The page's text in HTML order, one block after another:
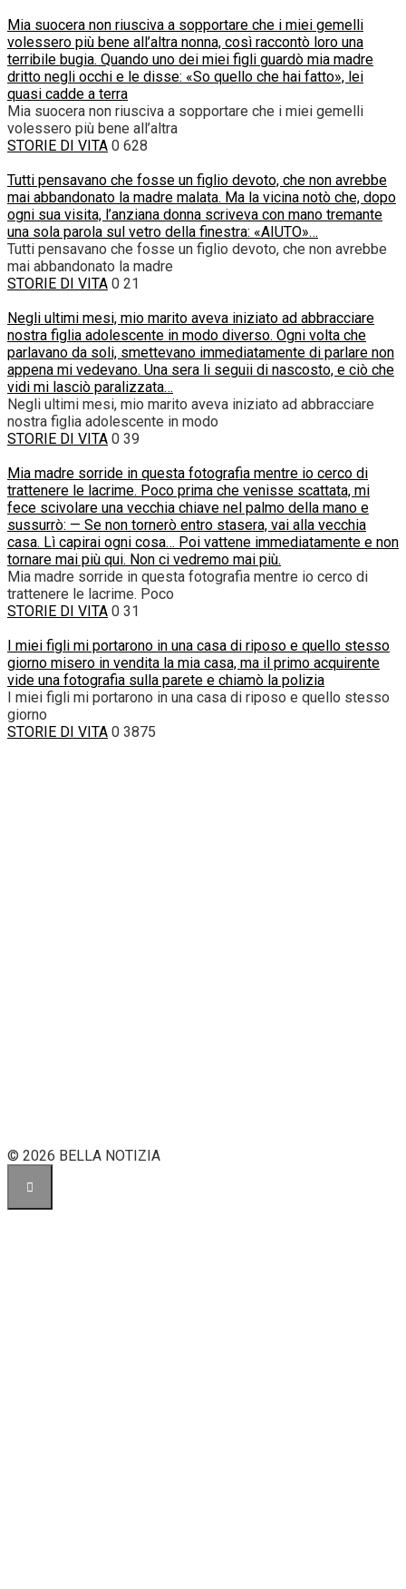
Mia suocera non riusciva a sopportare che i miei gemelli
volessero più bene all’altra nonna, così raccontò loro una
terribile bugia. Quando uno dei miei figli guardò mia madre
dritto negli occhi e le disse: «So quello che hai fatto», lei
quasi cadde a terra
Mia suocera non riusciva a sopportare che i miei gemelli
volessero più bene all’altra
STORIE DI VITA 0 628
Tutti pensavano che fosse un figlio devoto, che non avrebbe
mai abbandonato la madre malata. Ma la vicina notò che, dopo
ogni sua visita, l’anziana donna scriveva con mano tremante
una sola parola sul vetro della finestra: «AIUTO»…
Tutti pensavano che fosse un figlio devoto, che non avrebbe
mai abbandonato la madre
STORIE DI VITA 0 21
Negli ultimi mesi, mio marito aveva iniziato ad abbracciare
nostra figlia adolescente in modo diverso. Ogni volta che
parlavano da soli, smettevano immediatamente di parlare non
appena mi vedevano. Una sera li seguii di nascosto, e ciò che
vidi mi lasciò paralizzata…
Negli ultimi mesi, mio marito aveva iniziato ad abbracciare
nostra figlia adolescente in modo
STORIE DI VITA 0 39
Mia madre sorride in questa fotografia mentre io cerco di
trattenere le lacrime. Poco prima che venisse scattata, mi
fece scivolare una vecchia chiave nel palmo della mano e
sussurrò: — Se non tornerò entro stasera, vai alla vecchia
casa. Lì capirai ogni cosa… Poi vattene immediatamente e non
tornare mai più qui. Non ci vedremo mai più.
Mia madre sorride in questa fotografia mentre io cerco di
trattenere le lacrime. Poco
STORIE DI VITA 0 31
I miei figli mi portarono in una casa di riposo e quello stesso
giorno misero in vendita la mia casa, ma il primo acquirente
vide una fotografia sulla parete e chiamò la polizia
I miei figli mi portarono in una casa di riposo e quello stesso
giorno
STORIE DI VITA 0 3875
© 2026 BELLA NOTIZIA